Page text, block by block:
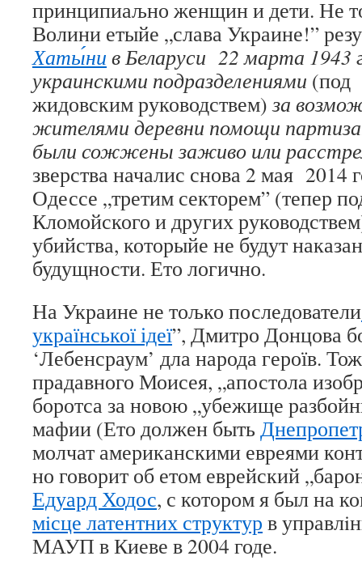
принципиаљно женщин и дети. Не
Волини етыйе „слава Украине!”
Хаты́ни в Беларуси 22 марта
украинскими подразделениями (под
жидовским руководствем)за
жителями деревни помощи
были сожжены заживо или
зверства началис снова 2 мая 2014
Одессе „третим секторем” (тепер
Кломойского и других
убийства, которыйе не будут
будущности. Ето логично.
На Украине не тољко последователи
української ідеї”, Дмитро Донцова
‘Лебенсраум’ дла народа героїв.
прадавного Моисея, „апостола
боротса за новою „убежище
мафии (Ето должен быть
молчат американскими евреями
но говорит об етом еврейский
Едуард Ходос, с котором я был на
мiсце латентних структур в
МАУП в Киеве в 2004 годе.